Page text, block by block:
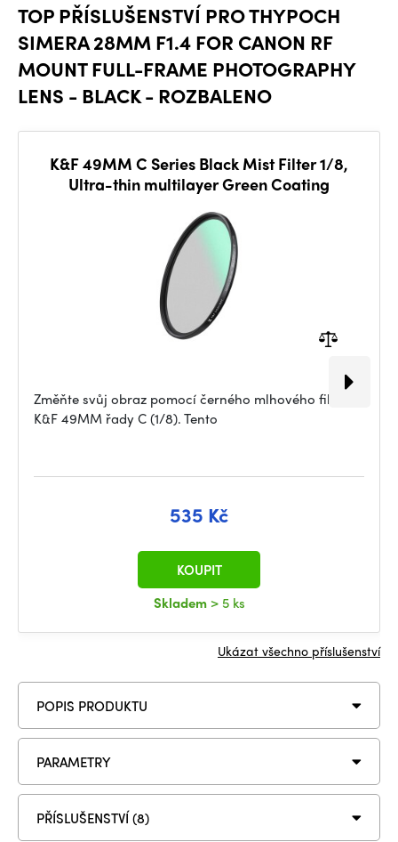
TOP PŘÍSLUŠENSTVÍ PRO THYPOCH
SIMERA 28MM F1.4 FOR CANON RF
MOUNT FULL-FRAME PHOTOGRAPHY
LENS - BLACK - ROZBALENO
K&F 49MM C Series Black Mist Filter 1/8,
Ultra-thin multilayer Green Coating
Změňte svůj obraz pomocí černého mlhového filtru
K&F 49MM řady C (1/8). Tento
535 Kč
Skladem > 5 ks
KOUPIT
Ukázat všechno příslušenství
POPIS PRODUKTU
PARAMETRY
PŘÍSLUŠENSTVÍ (8)